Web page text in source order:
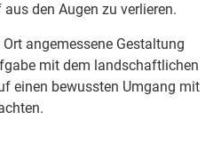
den Augen zu verlieren.
angemessene Gestaltung
mit dem landschaftlichen
einen bewussten Umgang mit